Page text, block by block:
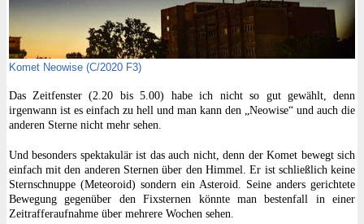
Komet Neowise (C/2020 F3)
Das Zeitfenster (2.20 bis 5.00) habe ich nicht so gut gewählt, denn
irgenwann ist es einfach zu hell und man kann den „Neowise“ und auch die
anderen Sterne nicht mehr sehen.
Und besonders spektakulär ist das auch nicht, denn der Komet bewegt sich
einfach mit den anderen Sternen über den Himmel. Er ist schließlich keine
Sternschnuppe (Meteoroid) sondern ein Asteroid. Seine anders gerichtete
Bewegung gegenüber den Fixsternen könnte man bestenfall in einer
Zeitrafferaufnahme über mehrere Wochen sehen.